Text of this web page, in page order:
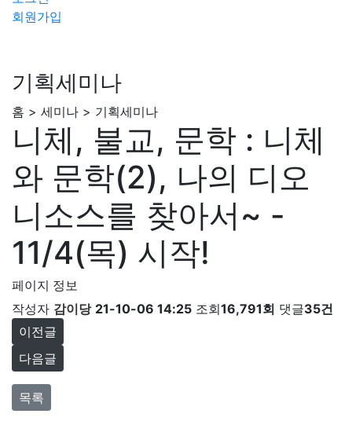
회원가입
기획세미나
홈 > 세미나 > 기획세미나
니체, 불교, 문학 : 니체
와 문학(2), 나의 디오
니소스를 찾아서~ -
11/4(목) 시작!
페이지 정보
작성자 감이당 21-10-06 14:25 조회16,791회 댓글35건
이전글
다음글
목록